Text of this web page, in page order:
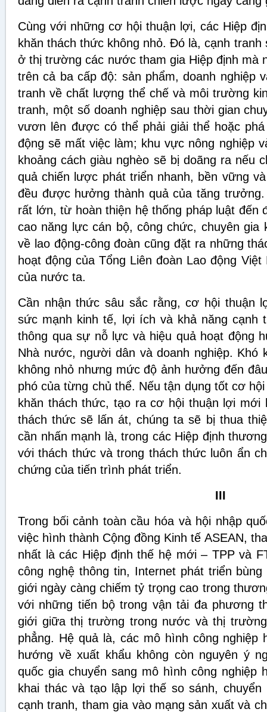
Cùng với những cơ hội thuận lợi, các Hiệp
khăn thách thức không nhỏ. Đó là, cạnh tranh
ở thị trường các nước tham gia Hiệp định mà
trên cả ba cấp độ: sản phẩm, doanh nghiệp
tranh về chất lượng thể chế và môi trường
tranh, một số doanh nghiệp sau thời gian
vươn lên được có thể phải giải thể hoặc
động sẽ mất việc làm; khu vực nông nghiệp
khoảng cách giàu nghèo sẽ bị doãng ra nếu
quả chiến lược phát triển nhanh, bền vững
đều được hưởng thành quả của tăng
rất lớn, từ hoàn thiện hệ thống pháp luật đến
cao năng lực cán bộ, công chức, chuyên gia
về lao động-công đoàn cũng đặt ra những
hoạt động của Tổng Liên đoàn Lao động
của nước ta.
Cần nhận thức sâu sắc rằng, cơ hội thuận
sức mạnh kinh tế, lợi ích và khả năng cạnh
thông qua sự nỗ lực và hiệu quả hoạt động
Nhà nước, người dân và doanh nghiệp. Khó
không nhỏ nhưng mức độ ảnh hưởng đến
phó của từng chủ thể. Nếu tận dụng tốt cơ
khăn thách thức, tạo ra cơ hội thuận lợi
thách thức sẽ lấn át, chúng ta sẽ bị thua
cần nhấn mạnh là, trong các Hiệp định
với thách thức và trong thách thức luôn ẩn
chứng của tiến trình phát triển.
III
Trong bối cảnh toàn cầu hóa và hội nhập
việc hình thành Cộng đồng Kinh tế ASEAN,
nhất là các Hiệp định thế hệ mới – TPP và
công nghệ thông tin, Internet phát triển
giới ngày càng chiếm tỷ trọng cao trong
với những tiến bộ trong vận tải đa phương
giới giữa thị trường trong nước và thị
phẳng. Hệ quả là, các mô hình công nghiệp
hướng về xuất khẩu không còn nguyên ý
quốc gia chuyển sang mô hình công nghiệp
khai thác và tạo lập lợi thế so sánh,
cạnh tranh, tham gia vào mạng sản xuất và